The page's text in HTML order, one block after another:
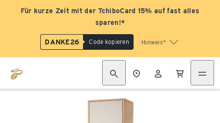
Für kurze Zeit mit der TchiboCard 15% auf fast alles
sparen!*
DANKE26 Code kopieren Hinweis*